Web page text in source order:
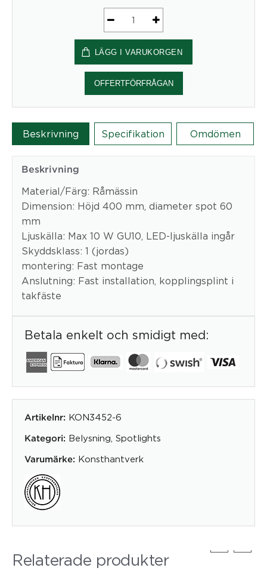
Stav
mängd
LÄGG I VARUKORGEN
OFFERTFÖRFRÅGAN
Beskrivning Specifikation Omdömen
Beskrivning
Material/Färg: Råmässin
Dimension: Höjd 400 mm, diameter spot 60
mm
Ljuskälla: Max 10 W GU10, LED-ljuskälla ingår
Skyddsklass: 1 (jordas)
montering: Fast montage
Anslutning: Fast installation, kopplingsplint i
takfäste
Betala enkelt och smidigt med:
Artikelnr: KON3452-6
Kategori: Belysning Spotlights
Varumärke: Konsthantverk
Relaterade produkter